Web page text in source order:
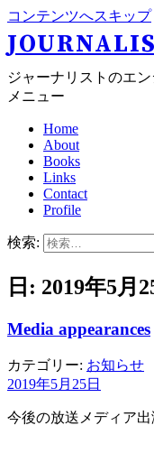
コンテンツへスキップ
ジャーナリストのエ
メニュー
Home
About
Books
Links
Contact
Profile
検索:
日: 2019年5月
Media appearances
カテゴリー: お知らせ
2019年5月25日
今後の放送メディア出